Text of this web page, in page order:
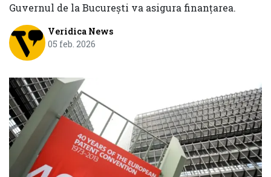
Guvernul de la București va asigura finanţarea.
Veridica News
05 feb. 2026